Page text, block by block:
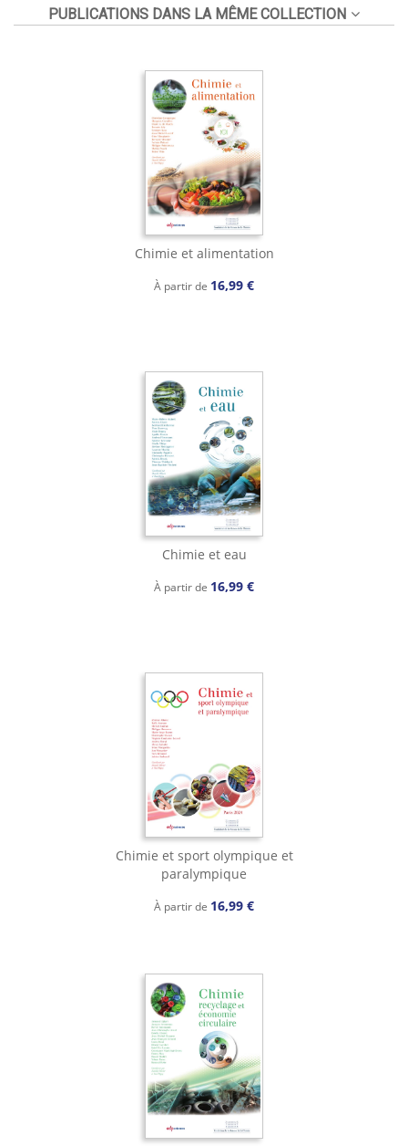
PUBLICATIONS DANS LA MÊME COLLECTION
Chimie et alimentation
À partir de 16,99 €
Chimie et eau
À partir de 16,99 €
Chimie et sport olympique et
paralympique
À partir de 16,99 €